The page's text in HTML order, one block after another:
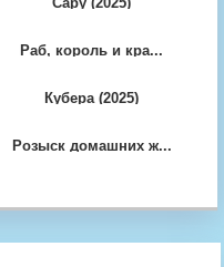
Раб, король и кра...
Кубера (2025)
Розыск домашних ж...